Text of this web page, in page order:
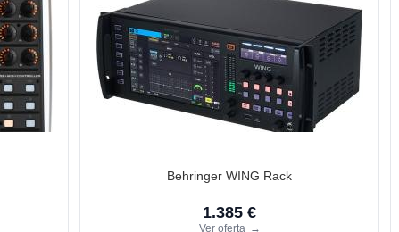
Behringer WING Rack
1.385 €
Ver oferta →